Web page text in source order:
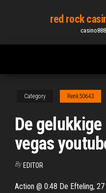
content
red rock
Category Renk50643
De
vegas
By EDITOR
Action @ 0:48 De Efteling,